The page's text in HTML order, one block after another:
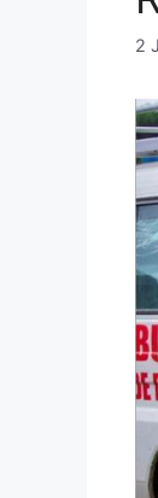
2